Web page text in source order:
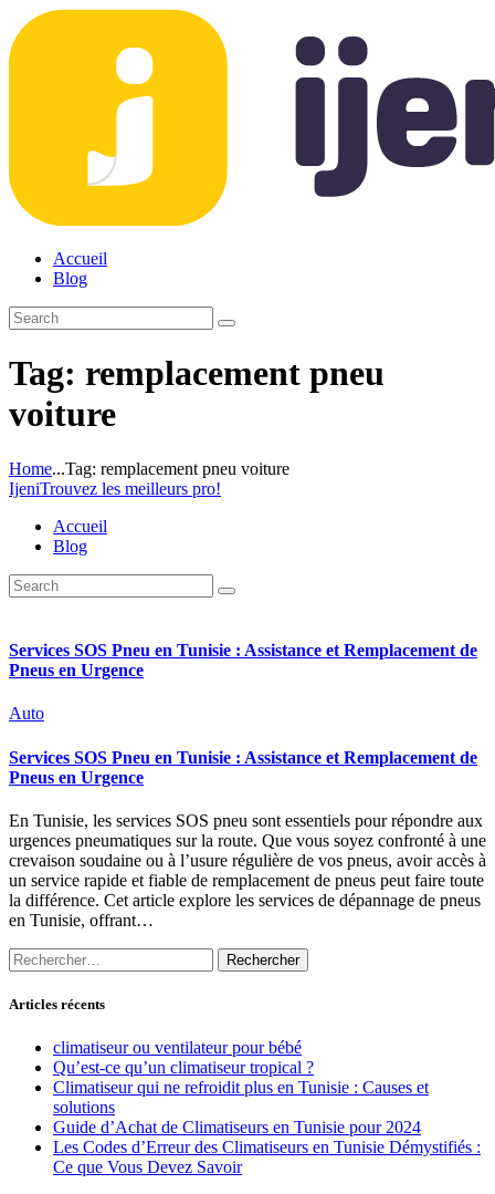
Accueil
Blog
Tag: remplacement pneu
voiture
Home...Tag: remplacement pneu voiture
IjeniTrouvez les meilleurs pro!
Accueil
Blog
Services SOS Pneu en Tunisie : Assistance et Remplacement de
Pneus en Urgence
Auto
Services SOS Pneu en Tunisie : Assistance et Remplacement de
Pneus en Urgence
En Tunisie, les services SOS pneu sont essentiels pour répondre aux
urgences pneumatiques sur la route. Que vous soyez confronté à une
crevaison soudaine ou à l’usure régulière de vos pneus, avoir accès à
un service rapide et fiable de remplacement de pneus peut faire toute
la différence. Cet article explore les services de dépannage de pneus
en Tunisie, offrant…
Rechercher :
Articles récents
climatiseur ou ventilateur pour bébé
Qu’est-ce qu’un climatiseur tropical ?
Climatiseur qui ne refroidit plus en Tunisie : Causes et
solutions
Guide d’Achat de Climatiseurs en Tunisie pour 2024
Les Codes d’Erreur des Climatiseurs en Tunisie Démystifiés :
Ce que Vous Devez Savoir